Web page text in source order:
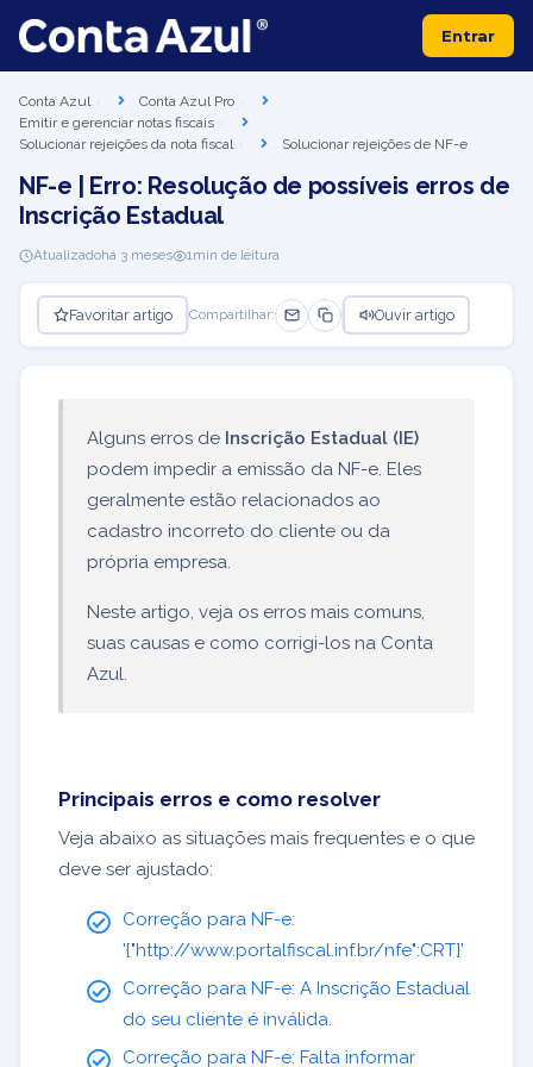
Entrar
Conta Azul
Conta Azul Pro
Emitir e gerenciar notas fiscais
Solucionar rejeições da nota fiscal
Solucionar rejeições de NF-e
NF-e | Erro: Resolução de possíveis erros de
Inscrição Estadual
Atualizadohá 3 meses 1min de leitura
Favoritar artigo Compartilhar: Ouvir artigo
Alguns erros de Inscrição Estadual (IE)
podem impedir a emissão da NF-e. Eles
geralmente estão relacionados ao
cadastro incorreto do cliente ou da
própria empresa.
Neste artigo, veja os erros mais comuns,
suas causas e como corrigi-los na Conta
Azul.
Principais erros e como resolver
Veja abaixo as situações mais frequentes e o que
deve ser ajustado:
Correção para NF-e:
'{"http://www.portalfiscal.inf.br/nfe":CRT}'
Correção para NF-e: A Inscrição Estadual
do seu cliente é inválida.
Correção para NF-e: Falta informar